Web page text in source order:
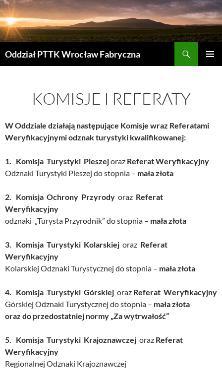
Przejdź
do
treści
Oddział PTTK Wrocław Fabryczna
KOMISJE I REFERATY
W Oddziale działają następujące Komisje wraz Referatami
Weryfikacyjnymi odznak turystyki kwalifikowanej:
1. Komisja Turystyki Pieszejoraz Referat Weryfikacyjny
Odznaki Turystyki Pieszej do stopnia – mała złota
2. Komisja Ochrony Przyrody oraz Referat
Weryfikacyjny
odznaki „Turysta Przyrodnik” do stopnia – mała złota
3. Komisja Turystyki Kolarskiej oraz Referat
Weryfikacyjny
Kolarskiej Odznaki Turystycznej do stopnia – mała złota
4. Komisja Turystyki Górskiej oraz Referat Weryfikacyjny
Górskiej Odznaki Turystycznej do stopnia – mała złota
oraz do przedostatniej normy „Za wytrwałość”
5. Komisja Turystyki Krajoznawczej oraz Referat
Weryfikacyjny
Regionalnej Odznaki Krajoznawczej